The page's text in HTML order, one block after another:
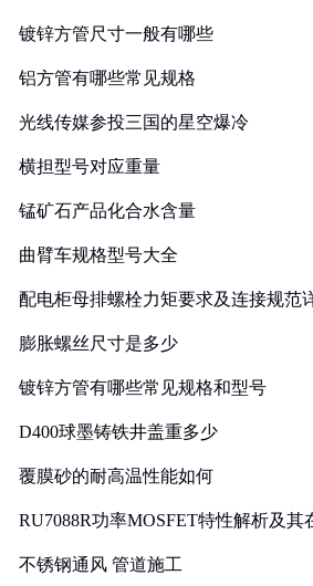
镀锌方管尺寸一般有哪些
铝方管有哪些常见规格
光线传媒参投三国的星空爆冷
横担型号对应重量
锰矿石产品化合水含量
曲臂车规格型号大全
配电柜母排螺栓力矩要求及连接规范
膨胀螺丝尺寸是多少
镀锌方管有哪些常见规格和型号
D400球墨铸铁井盖重多少
覆膜砂的耐高温性能如何
RU7088R功率MOSFET特性解析及其
不锈钢通风 管道施工